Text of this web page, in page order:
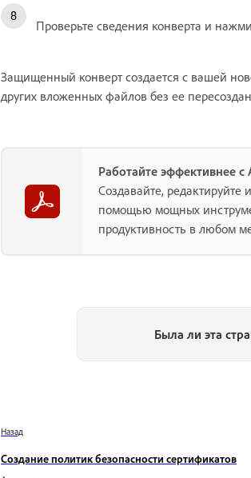
Проверьте сведения конверта и
Защищенный конверт создается с вашей
других вложенных файлов без ее
Работайте эффективнее
Создавайте, редактируйте
помощью мощных
продуктивность в любом
Была ли эта
Назад
Создание политик безопасности сертификатов